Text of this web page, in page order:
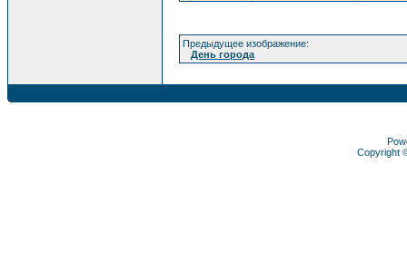
Предыдущее изображение:
День города
Copyright